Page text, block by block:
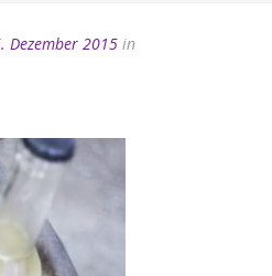
Dezember 2015 in